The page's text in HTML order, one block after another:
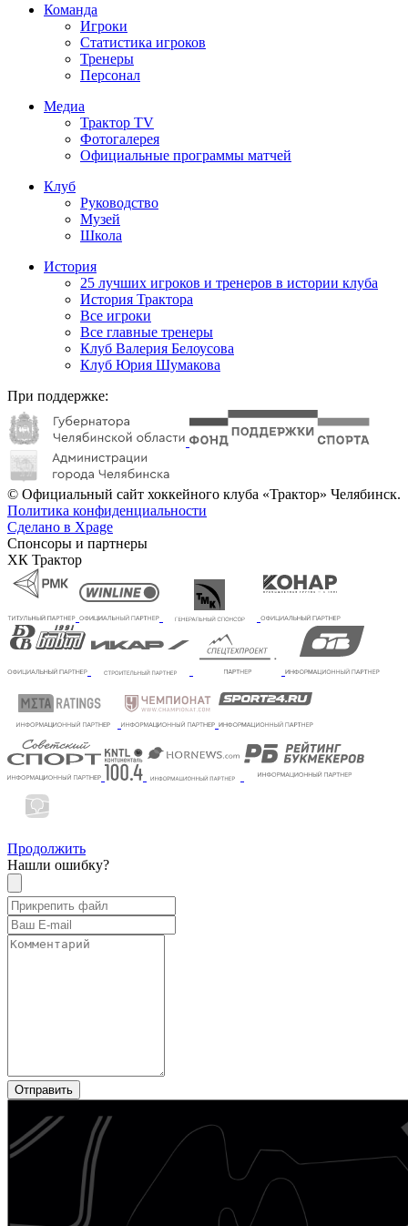
Команда
Игроки
Статистика игроков
Тренеры
Персонал
Медиа
Трактор TV
Фотогалерея
Официальные программы матчей
Клуб
Руководство
Музей
Школа
История
25 лучших игроков и тренеров в истории клуба
История Трактора
Все игроки
Все главные тренеры
Клуб Валерия Белоусова
Клуб Юрия Шумакова
При поддержке:
© Официальный сайт хоккейного клуба «Трактор» Челябинск.
Политика конфиденциальности
Сделано в Xpage
Спонсоры и партнеры
ХК Трактор
Продолжить
Нашли ошибку?